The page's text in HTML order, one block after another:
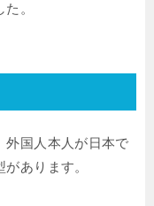
。
外国人本人が日本で
あります。